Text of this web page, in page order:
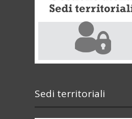
Sedi territoriali